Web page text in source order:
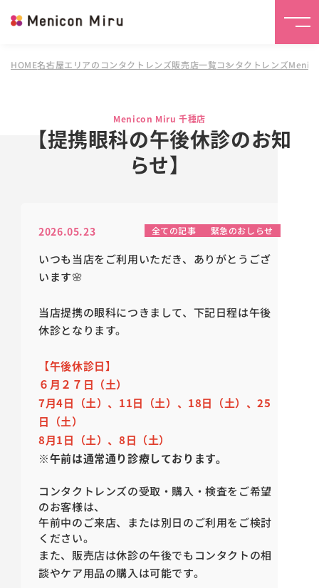
HOME名古屋エリアのコンタクトレンズ販売店一覧コンタクトレンズ
Menicon Miru 千種店
【提携眼科の午後休診のお知
らせ】
2026.05.23 全ての記事 緊急のおしらせ
いつも当店をご利用いただき、ありがとうござ
います🌸
当店提携の眼科につきまして、下記日程は午後
休診となります。
【午後休診日】
６月２７日（土）
7月4日（土）、11日（土）、18日（土）、25
日（土）
8月1日（土）、8日（土）
※午前は通常通り診療しております。
コンタクトレンズの受取・購入・検査をご希望
のお客様は、
午前中のご来店、または別日のご利用をご検討
ください。
また、販売店は休診の午後でもコンタクトの相
談やケア用品の購入は可能です。